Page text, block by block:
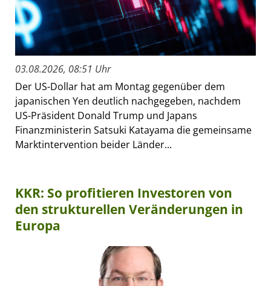
03.08.2026, 08:51 Uhr
Der US-Dollar hat am Montag gegenüber dem
japanischen Yen deutlich nachgegeben, nachdem
US-Präsident Donald Trump und Japans
Finanzministerin Satsuki Katayama die gemeinsame
Marktintervention beider Länder...
KKR: So profitieren Investoren von
den strukturellen Veränderungen in
Europa